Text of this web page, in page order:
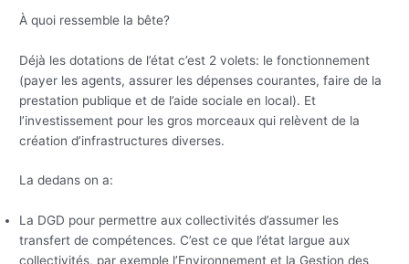
À quoi ressemble la bête?
Déjà les dotations de l’état c’est 2 volets: le fonctionnement
(payer les agents, assurer les dépenses courantes, faire de la
prestation publique et de l’aide sociale en local). Et
l’investissement pour les gros morceaux qui relèvent de la
création d’infrastructures diverses.
La dedans on a:
La DGD pour permettre aux collectivités d’assumer les
transfert de compétences. C’est ce que l’état largue aux
collectivités, par exemple l’Environnement et la Gestion des